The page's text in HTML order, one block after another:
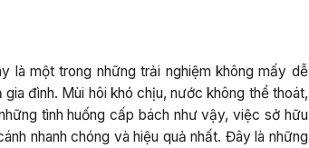
là một trong những trải nghiệm không mấy dễ
đình. Mùi hôi khó chịu, nước không thể thoát,
tình huống cấp bách như vậy, việc sở hữu
nhanh chóng và hiệu quả nhất. Đây là những